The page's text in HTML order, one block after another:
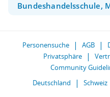
Bundeshandelsschule,
Personensuche AGB
Privatsphäre
Community
Deutschland
Schweiz